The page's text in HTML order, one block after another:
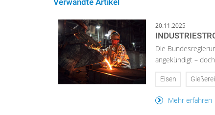
20.11.2025
Die
angekündigt –
Eisen Gießerei
Mehr erfahren